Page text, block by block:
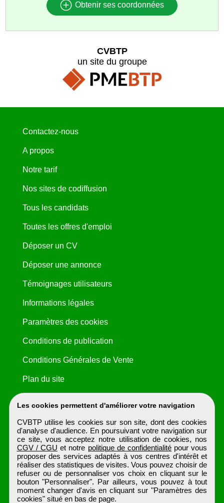
Obtenir ses coordonnées
Les cookies permettent d'améliorer votre navigation
CVBTP utilise les cookies sur son site, dont des cookies
d'analyse d'audience. En poursuivant votre navigation sur
ce site, vous acceptez notre utilisation de cookies, nos
CGV / CGU et notre politique de confidentialité pour vous
proposer des services adaptés à vos centres d'intérêt et
réaliser des statistiques de visites. Vous pouvez choisir de
refuser ou de personnaliser vos choix en cliquant sur le
bouton "Personnaliser". Par ailleurs, vous pouvez à tout
moment changer d'avis en cliquant sur "Paramètres des
cookies" situé en bas de page.
CVBTP
un site du groupe
Contactez-nous
A propos
Notre tarif
Nos sites de codiffusion
Tous les candidats
Toutes les offres d'emploi
Déposer un CV
Déposer une annonce
Témoignages utilisateurs
Informations légales
Paramètres des cookies
Conditions de publication
Conditions Générales de Vente
Plan du site